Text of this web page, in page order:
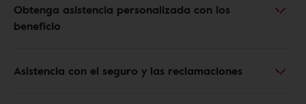
Obtenga asistencia personalizada con los
beneficio
Asistencia con el seguro y las reclamaciones